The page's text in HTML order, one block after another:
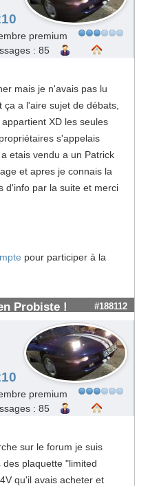
premium
: 85
mais je n'avais pas lu
a l'aire sujet de débats,
XD les seules
s'appelais
etais vendu a un Patrick
et apres je connais la
d'info par la suite et merci
pour participer à la
Probiste ! #188112
premium
: 85
sur le forum je suis
plaquette "limited
qu'il avais acheter et